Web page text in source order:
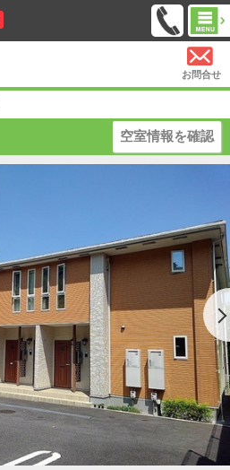
お問合せ
空室情報を確認